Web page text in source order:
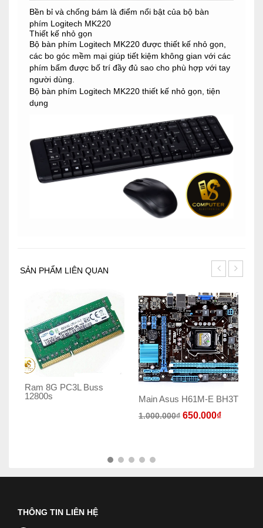
Bền bỉ và chống bám là điểm nổi bật của bộ bàn
phím Logitech MK220
Thiết kế nhỏ gọn
Bộ bàn phím Logitech MK220 được thiết kế nhỏ gọn,
các bo góc mềm mại giúp tiết kiệm không gian với các
phím bấm được bố trí đầy đủ sao cho phù hợp với tay
người dùng.
Bộ bàn phím Logitech MK220 thiết kế nhỏ gọn, tiện
dụng
SẢN PHẨM LIÊN QUAN
Ram 8G PC3L Buss
12800s
Main Asus H61M-E BH3T
1.000.000₫ 650.000₫
THÔNG TIN LIÊN HỆ